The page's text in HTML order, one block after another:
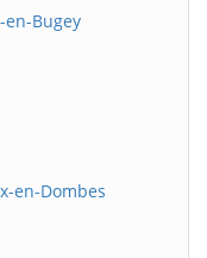
Bugey
en-Dombes